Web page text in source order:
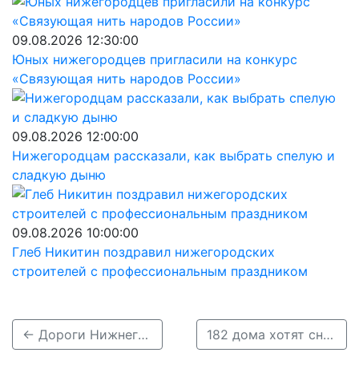
09.08.2026 12:30:00
Юных нижегородцев пригласили на конкурс
«Связующая нить народов России»
09.08.2026 12:00:00
Нижегородцам рассказали, как выбрать спелую и
сладкую дыню
09.08.2026 10:00:00
Глеб Никитин поздравил нижегородских
строителей с профессиональным праздником
← Дороги Нижнего Новгорода приводят в порядок после снегопада в режиме 24/7 182 дома хотят снести в районе Мончегорской на Автозаводе в рамках КРТ →